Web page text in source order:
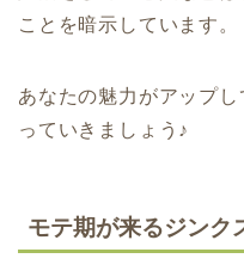
ことを暗示しています。
あなたの魅力がアップ
っていきましょう♪
モテ期が来るジンク